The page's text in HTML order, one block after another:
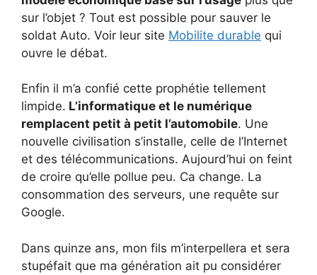
sur l’objet ? Tout est possible pour sauver le
soldat Auto. Voir leur site Mobilite durable qui
ouvre le débat.
Enfin il m’a confié cette prophétie tellement
limpide. L’informatique et le numérique
remplacent petit à petit l’automobile. Une
nouvelle civilisation s’installe, celle de l’Internet
et des télécommunications. Aujourd’hui on feint
de croire qu’elle pollue peu. Ca change. La
consommation des serveurs, une requête sur
Google.
Dans quinze ans, mon fils m’interpellera et sera
stupéfait que ma génération ait pu considérer